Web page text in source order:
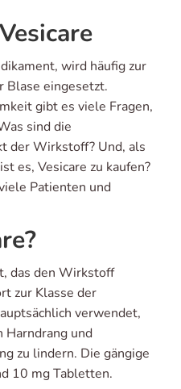
wird häufig zur
Blase eingesetzt.
gibt es viele Fragen,
sind die
der Wirkstoff? Und, als
es, Vesicare zu kaufen?
Patienten und
das den Wirkstoff
zur Klasse der
verwendet,
Harndrang und
zu lindern. Die gängige
10 mg Tabletten.